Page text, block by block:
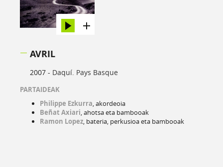
AVRIL
2007 - Daquí. Pays Basque
PARTAIDEAK
Philippe Ezkurra, akordeoia
Beñat Axiari, ahotsa eta bambooak
Ramon Lopez, bateria, perkusioa eta bambooak